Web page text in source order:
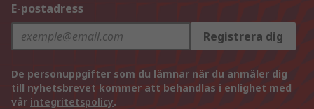
E-postadress
Registrera dig
De personuppgifter som du lämnar när du anmäler dig
till nyhetsbrevet kommer att behandlas i enlighet med
vår integritetspolicy.